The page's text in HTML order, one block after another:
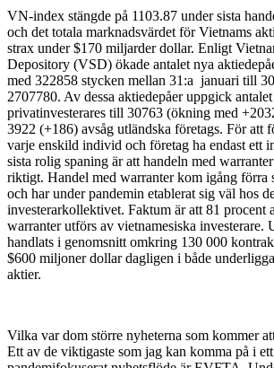
VN-index stängde på 1103.87 under sista
och det totala marknadsvärdet för Vietnams
strax under $170 miljarder dollar. Enligt
Depository (VSD) ökade antalet nya
med 322858 stycken mellan 31:a januari till
2707780. Av dessa aktiedepåer uppgick
privatinvesterares till 30763 (ökning med
3922 (+186) avsåg utländska företags. För att
varje enskild individ och företag ha endast ett
sista rolig spaning är att handeln med
riktigt. Handel med warranter kom igång förra
och har under pandemin etablerat sig väl hos
investerarkollektivet. Faktum är att 81 procent
warranter utförs av vietnamesiska investerare.
handlats i genomsnitt omkring 130 000
$600 miljoner dollar dagligen i både
aktier.
Vilka var dom större nyheterna som kommer
Ett av de viktigaste som jag kan komma på i ett